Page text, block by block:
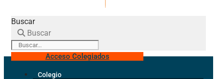
Buscar
Buscar
Acceso Colegiados
Colegio